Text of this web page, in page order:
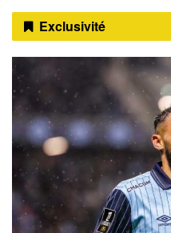
Exclusivité